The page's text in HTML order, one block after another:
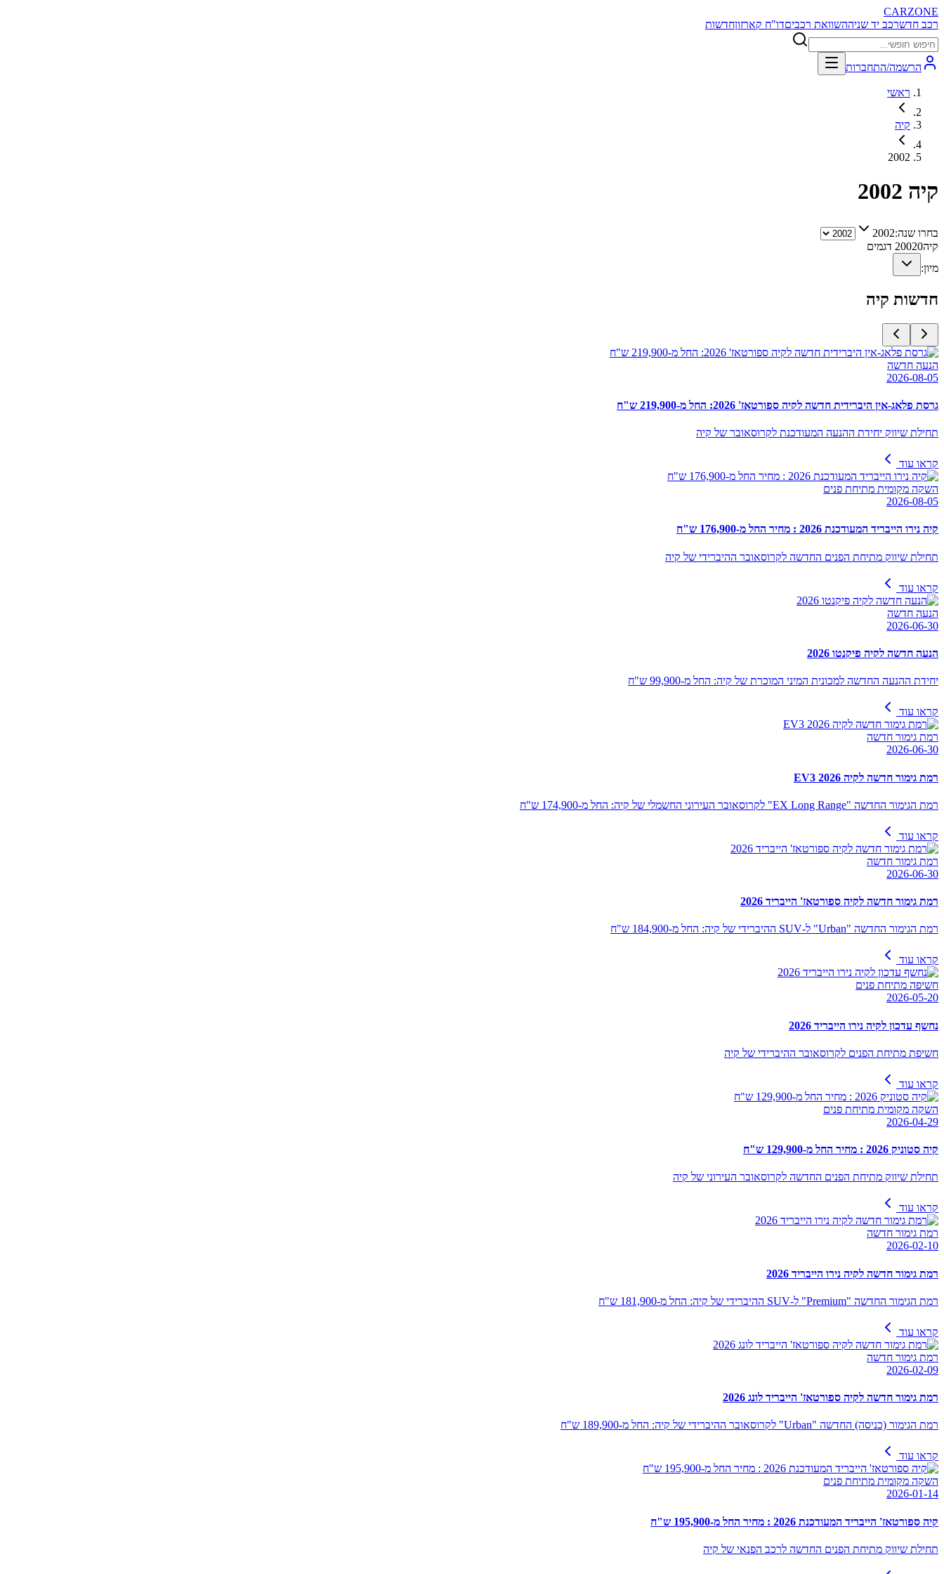
CARZONE
רכב חדשרכב יד שניההשוואת רכביםדו"ח קארזוןחדשות
הרשמה/התחברות
ראשי
קיה
2002
קיה 2002
בחרו שנה:2002
קיה 20020
דגמים
מיון:
חדשות קיה
הנעה חדשה
2026-08-05
גרסת פלאג-אין היברידית חדשה לקיה ספורטאז' 2026: החל מ-219,900 ש"ח
תחילת שיווק יחידת ההנעה המעודכנת לקרוסאובר של קיה
קראו עוד
השקה מקומית מתיחת פנים
2026-08-05
קיה נירו הייבריד המעודכנת 2026 : מחיר החל מ-176,900 ש"ח
תחילת שיווק מתיחת הפנים החדשה לקרוסאובר ההיברידי של קיה
קראו עוד
הנעה חדשה
2026-06-30
הנעה חדשה לקיה פיקנטו 2026
יחידת ההנעה החדשה למכונית המיני המוכרת של קיה: החל מ-99,900 ש"ח
קראו עוד
רמת גימור חדשה
2026-06-30
רמת גימור חדשה לקיה EV3 2026
רמת הגימור החדשה "EX Long Range" לקרוסאובר העירוני החשמלי של קיה: החל מ-174,900 ש"ח
קראו עוד
רמת גימור חדשה
2026-06-30
רמת גימור חדשה לקיה ספורטאז' הייבריד 2026
רמת הגימור החדשה "Urban" ל-SUV ההיברידי של קיה: החל מ-184,900 ש"ח
קראו עוד
חשיפה מתיחת פנים
2026-05-20
נחשף עדכון לקיה נירו הייבריד 2026
חשיפת מתיחת הפנים לקרוסאובר ההיברידי של קיה
קראו עוד
השקה מקומית מתיחת פנים
2026-04-29
קיה סטוניק 2026 : מחיר החל מ-129,900 ש"ח
תחילת שיווק מתיחת הפנים החדשה לקרוסאובר העירוני של קיה
קראו עוד
רמת גימור חדשה
2026-02-10
רמת גימור חדשה לקיה נירו הייבריד 2026
רמת הגימור החדשה "Premium" ל-SUV ההיברידי של קיה: החל מ-181,900 ש"ח
קראו עוד
רמת גימור חדשה
2026-02-09
רמת גימור חדשה לקיה ספורטאז' הייבריד לונג 2026
רמת הגימור (כניסה) החדשה "Urban" לקרוסאובר ההיברידי של קיה: החל מ-189,900 ש"ח
קראו עוד
השקה מקומית מתיחת פנים
2026-01-14
קיה ספורטאז' הייבריד המעודכנת 2026 : מחיר החל מ-195,900 ש"ח
תחילת שיווק מתיחת הפנים החדשה לרכב הפנאי של קיה